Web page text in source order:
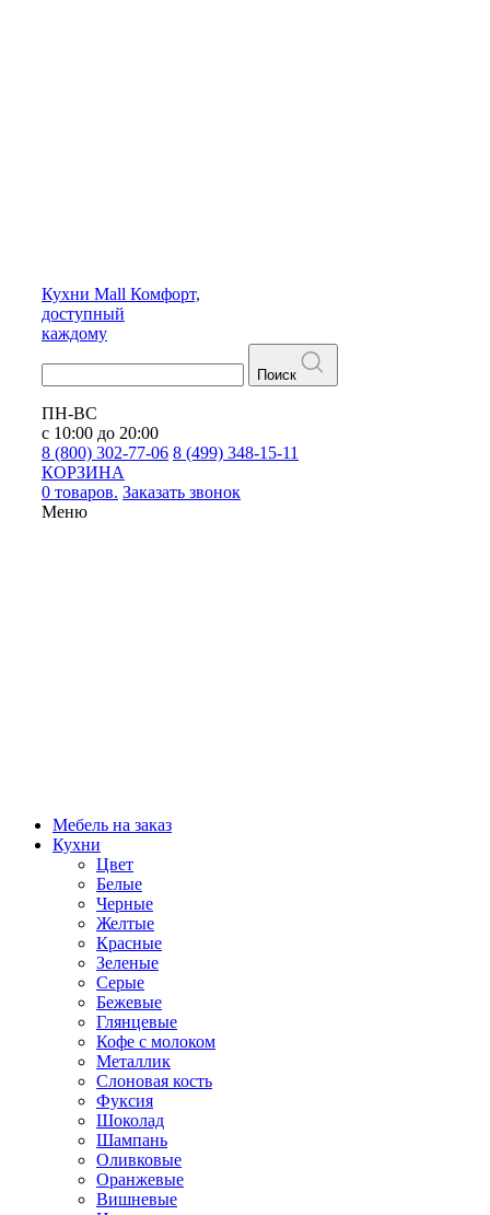
Кухни Mall Комфорт,
доступный
каждому
Поиск
ПН-ВС
с 10:00 до 20:00
8 (800) 302-77-06 8 (499) 348-15-11
КОРЗИНА
0 товаров. Заказать звонок
Меню
Мебель на заказ
Кухни
Цвет
Белые
Черные
Желтые
Красные
Зеленые
Серые
Бежевые
Глянцевые
Кофе с молоком
Металлик
Слоновая кость
Фуксия
Шоколад
Шампань
Оливковые
Оранжевые
Вишневые